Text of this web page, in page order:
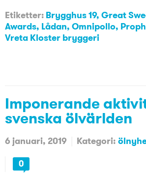
Etiketter: Brygghus 19, Great
Awards, Lådan, Omnipollo,
Vreta Kloster bryggeri
Imponerande
svenska ölvärlden
6 januari, 2019 Kategori:
0